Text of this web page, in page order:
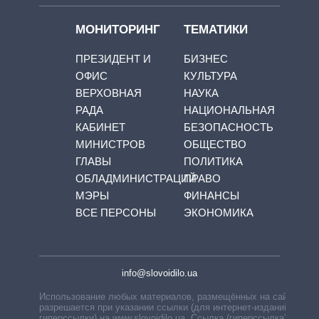
МОНИТОРИНГ
ПРЕЗИДЕНТ И
ОФИС
ВЕРХОВНАЯ
РАДА
КАБИНЕТ
МИНИСТРОВ
ГЛАВЫ
ОБЛАДМИНИСТРАЦИЙ
МЭРЫ
ВСЕ ПЕРСОНЫ
ТЕМАТИКИ
БИЗНЕС
КУЛЬТУРА
НАУКА
НАЦИОНАЛЬНАЯ
БЕЗОПАСНОСТЬ
ОБЩЕСТВО
ПОЛИТИКА
ПРАВО
ФИНАНСЫ
ЭКОНОМИКА
info@slovoidilo.ua
Использование любых материалов, размещённых на сайте,
разрешается при указании ссылки (для интернет-изданий —